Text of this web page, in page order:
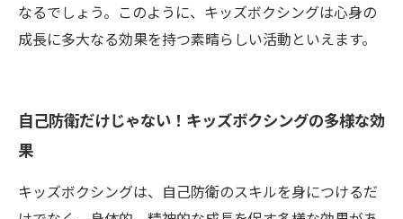
なるでしょう。このように、キッズボクシングは心身の
成長に多大なる効果を持つ素晴らしい活動といえます。
自己防衛だけじゃない！キッズボクシングの多様な効
果
キッズボクシングは、自己防衛のスキルを身につけるだ